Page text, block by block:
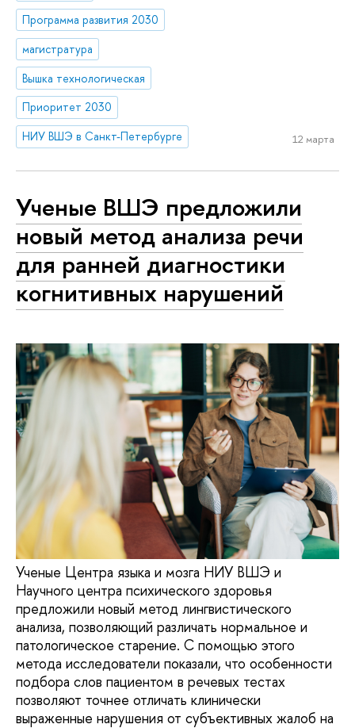
Программа развития 2030
магистратура
Вышка технологическая
Приоритет 2030
НИУ ВШЭ в Санкт-Петербурге
12 марта
Ученые ВШЭ предложили
новый метод анализа речи
для ранней диагностики
когнитивных нарушений
Ученые Центра языка и мозга НИУ ВШЭ и
Научного центра психического здоровья
предложили новый метод лингвистического
анализа, позволяющий различать нормальное и
патологическое старение. С помощью этого
метода исследователи показали, что особенности
подбора слов пациентом в речевых тестах
позволяют точнее отличать клинически
выраженные нарушения от субъективных жалоб на